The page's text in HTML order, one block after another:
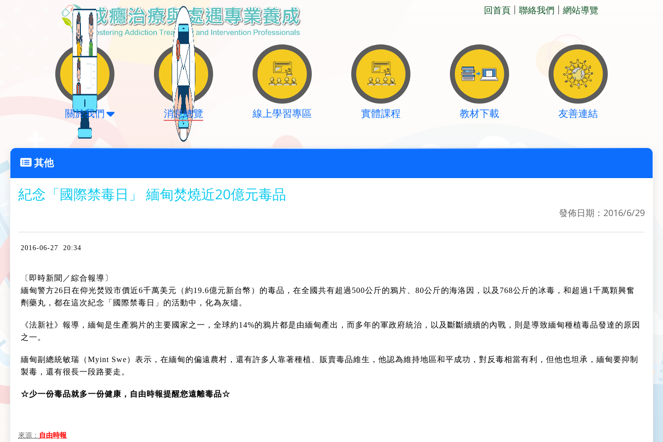
回首頁 聯絡我們 網站導覽
關於我們 消息總覽 線上學習專區 實體課程 教材下載 友善連結
其他
紀念「國際禁毒日」 緬甸焚燒近20億元毒品
發佈日期：2016/6/29
2016-06-27 20:34
〔即時新聞／綜合報導〕
緬甸警方26日在仰光焚毀市價近6千萬美元（約19.6億元新台幣）的毒品，在全國共有超過500公斤的鴉片、80公斤的海洛因，以及768公斤的冰毒，和超過1千萬顆興奮
劑藥丸，都在這次紀念「國際禁毒日」的活動中，化為灰燼。
《法新社》報導，緬甸是生產鴉片的主要國家之一，全球約14%的鴉片都是由緬甸產出，而多年的軍政府統治，以及斷斷續續的內戰，則是導致緬甸種植毒品發達的原因
之一。
緬甸副總統敏瑞（Myint Swe）表示，在緬甸的偏遠農村，還有許多人靠著種植、販賣毒品維生，他認為維持地區和平成功，對反毒相當有利，但他也坦承，緬甸要抑制
製毒，還有很長一段路要走。
☆少一份毒品就多一份健康，自由時報提醒您遠離毒品☆
來源： 自由時報